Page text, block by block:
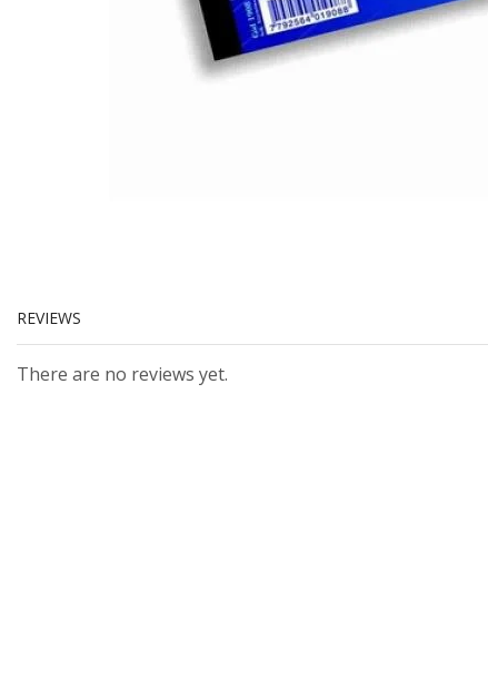
REVIEWS
There are no reviews yet.